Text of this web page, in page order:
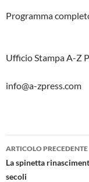
Programma
Ufficio Stampa A-Z
info@a-zpress.com
Navigazione
articolo
ARTICOLO PRECEDENTE
La spinetta
secoli